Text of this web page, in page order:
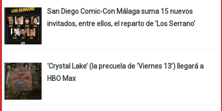
San Diego Comic-Con Málaga suma 15 nuevos
invitados, entre ellos, el reparto de ‘Los Serrano’
‘Crystal Lake’ (la precuela de ‘Viernes 13’) llegará a
HBO Max